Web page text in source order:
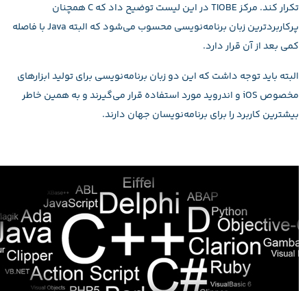
تکرار کند. مرکز TIOBE در این لیست توضیح داد که C همچنان
پرکاربردترین زبان برنامه‌نویسی محسوب می‌شود که البته Java با فاصله
کمی بعد از آن قرار دارد.
البته باید توجه داشت که این دو زبان برنامه‌نویسی برای تولید ابزارهای
مخصوص iOS و اندروید مورد استفاده قرار می‌گیرند و به همین خاطر
بیشترین کاربرد را برای برنامه‌نویسان جهان دارند.